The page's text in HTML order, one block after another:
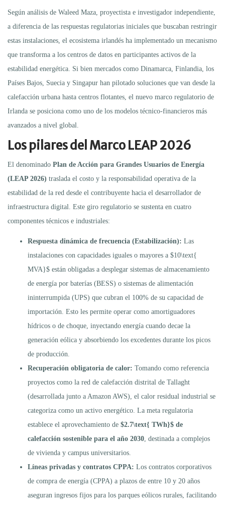
Según análisis de Waleed Maza, proyectista e investigador independiente,
a diferencia de las respuestas regulatorias iniciales que buscaban restringir
estas instalaciones, el ecosistema irlandés ha implementado un mecanismo
que transforma a los centros de datos en participantes activos de la
estabilidad energética. Si bien mercados como Dinamarca, Finlandia, los
Países Bajos, Suecia y Singapur han pilotado soluciones que van desde la
calefacción urbana hasta centros flotantes, el nuevo marco regulatorio de
Irlanda se posiciona como uno de los modelos técnico-financieros más
avanzados a nivel global.
Los pilares del Marco LEAP 2026
El denominado Plan de Acción para Grandes Usuarios de Energía
(LEAP 2026) traslada el costo y la responsabilidad operativa de la
estabilidad de la red desde el contribuyente hacia el desarrollador de
infraestructura digital. Este giro regulatorio se sustenta en cuatro
componentes técnicos e industriales:
Respuesta dinámica de frecuencia (Estabilización): Las
instalaciones con capacidades iguales o mayores a $10\text{
MVA}$ están obligadas a desplegar sistemas de almacenamiento
de energía por baterías (BESS) o sistemas de alimentación
ininterrumpida (UPS) que cubran el 100% de su capacidad de
importación. Esto les permite operar como amortiguadores
hídricos o de choque, inyectando energía cuando decae la
generación eólica y absorbiendo los excedentes durante los picos
de producción.
Recuperación obligatoria de calor: Tomando como referencia
proyectos como la red de calefacción distrital de Tallaght
(desarrollada junto a Amazon AWS), el calor residual industrial se
categoriza como un activo energético. La meta regulatoria
establece el aprovechamiento de $2.7\text{ TWh}$ de
calefacción sostenible para el año 2030 , destinada a complejos
de vivienda y campus universitarios.
Líneas privadas y contratos CPPA: Los contratos corporativos
de compra de energía (CPPA) a plazos de entre 10 y 20 años
aseguran ingresos fijos para los parques eólicos rurales, facilitando